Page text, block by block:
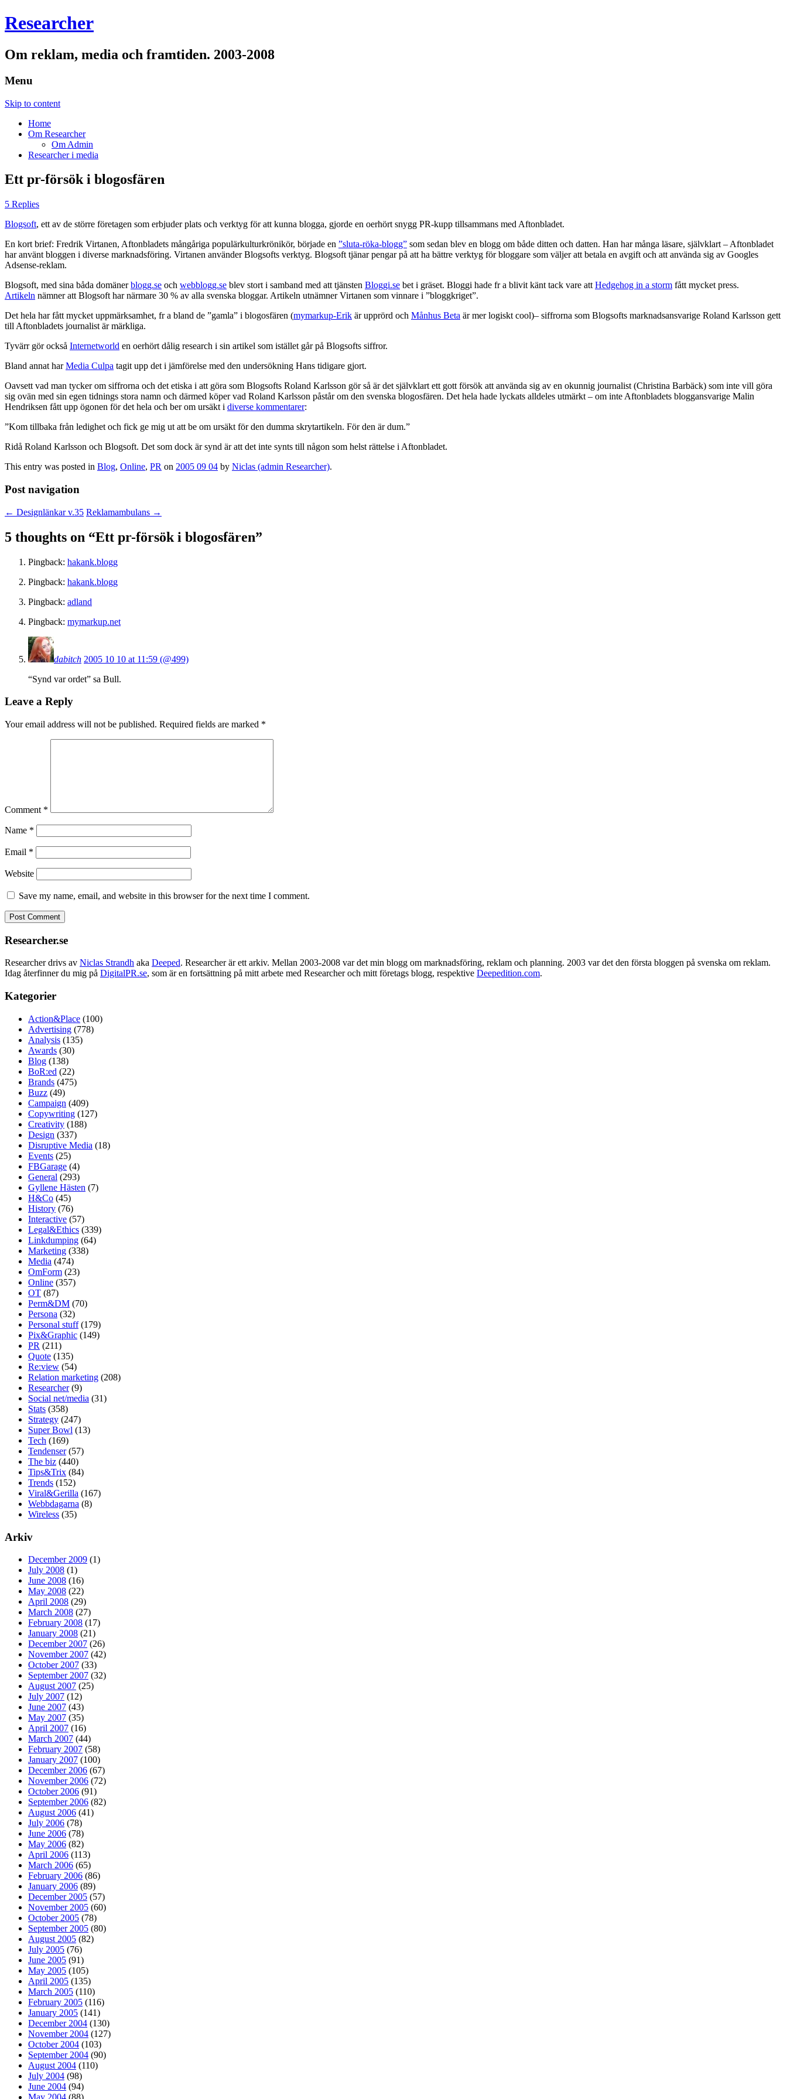
Researcher
Om reklam, media och framtiden. 2003-2008
Menu
Skip to content
Home
Om Researcher
Om Admin
Researcher i media
Ett pr-försök i blogosfären
5 Replies
Blogsoft, ett av de större företagen som erbjuder plats och verktyg för att kunna blogga, gjorde en oerhört snygg PR-kupp tillsammans med Aftonbladet.
En kort brief: Fredrik Virtanen, Aftonbladets mångåriga populärkulturkrönikör, började en ”sluta-röka-blogg” som sedan blev en blogg om både ditten och datten. Han har många läsare, självklart – Aftonbladet
har använt bloggen i diverse marknadsföring. Virtanen använder Blogsofts verktyg. Blogsoft tjänar pengar på att ha bättre verktyg för bloggare som väljer att betala en avgift och att använda sig av Googles
Adsense-reklam.
Blogsoft, med sina båda domänerblogg.se och webblogg.se blev stort i samband med att tjänsten Bloggi.se bet i gräset. Bloggi hade fr a blivit känt tack vare att Hedgehog in a storm fått mycket press.
Artikeln nämner att Blogsoft har närmare 30 % av alla svenska bloggar. Artikeln utnämner Virtanen som vinnare i ”bloggkriget”.
Det hela har fått mycket uppmärksamhet, fr a bland de ”gamla” i blogosfären (mymarkup-Erik är upprörd och Månhus Beta är mer logiskt cool)– siffrorna som Blogsofts marknadsansvarige Roland Karlsson gett
till Aftonbladets journalist är märkliga.
Tyvärr gör också Internetworld en oerhört dålig research i sin artikel som istället går på Blogsofts siffror.
Bland annat harMedia Culpa tagit upp det i jämförelse med den undersökning Hans tidigare gjort.
Oavsett vad man tycker om siffrorna och det etiska i att göra som Blogsofts Roland Karlsson gör så är det självklart ett gott försök att använda sig av en okunnig journalist (Christina Barbäck) som inte vill göra
sig ovän med sin egen tidnings stora namn och därmed köper vad Roland Karlsson påstår om den svenska blogosfären. Det hela hade lyckats alldeles utmärkt – om inte Aftonbladets bloggansvarige Malin
Hendriksen fått upp ögonen för det hela och ber om ursäkt i diverse kommentarer:
”Kom tillbaka från ledighet och fick ge mig ut att be om ursäkt för den dumma skrytartikeln. För den är dum.”
Ridå Roland Karlsson och Blogsoft. Det som dock är synd är att det inte synts till någon som helst rättelse i Aftonbladet.
This entry was posted in Blog, Online, PR on 2005 09 04 by Niclas (admin Researcher).
Post navigation
← Designlänkar v.35 Reklamambulans →
5 thoughts on “Ett pr-försök i blogosfären”
Pingback: hakank.blogg
Pingback: hakank.blogg
Pingback: adland
Pingback: mymarkup.net
dabitch 2005 10 10 at 11:59 (@499)
“Synd var ordet” sa Bull.
Leave a Reply
Your email address will not be published. Required fields are marked *
Comment *
Name *
Email *
Website
Save my name, email, and website in this browser for the next time I comment.
Researcher.se
Researcher drivs av Niclas Strandh aka Deeped. Researcher är ett arkiv. Mellan 2003-2008 var det min blogg om marknadsföring, reklam och planning. 2003 var det den första bloggen på svenska om reklam.
Idag återfinner du mig på DigitalPR.se, som är en fortsättning på mitt arbete med Researcher och mitt företags blogg, respektive Deepedition.com.
Kategorier
Action&Place (100)
Advertising (778)
Analysis (135)
Awards (30)
Blog (138)
BoR:ed (22)
Brands (475)
Buzz (49)
Campaign (409)
Copywriting (127)
Creativity (188)
Design (337)
Disruptive Media (18)
Events (25)
FBGarage (4)
General (293)
Gyllene Hästen (7)
H&Co (45)
History (76)
Interactive (57)
Legal&Ethics (339)
Linkdumping (64)
Marketing (338)
Media (474)
OmForm (23)
Online (357)
OT (87)
Perm&DM (70)
Persona (32)
Personal stuff(179)
Pix&Graphic (149)
PR (211)
Quote (135)
Re:view (54)
Relation marketing (208)
Researcher(9)
Social net/media (31)
Stats (358)
Strategy (247)
Super Bowl (13)
Tech (169)
Tendenser(57)
The biz (440)
Tips&Trix (84)
Trends (152)
Viral&Gerilla (167)
Webbdagarna (8)
Wireless (35)
Arkiv
December 2009 (1)
July 2008 (1)
June 2008 (16)
May 2008 (22)
April 2008 (29)
March 2008 (27)
February 2008 (17)
January 2008 (21)
December 2007 (26)
November 2007 (42)
October 2007 (33)
September 2007 (32)
August 2007 (25)
July 2007 (12)
June 2007 (43)
May 2007 (35)
April 2007 (16)
March 2007 (44)
February 2007 (58)
January 2007 (100)
December 2006 (67)
November 2006 (72)
October 2006 (91)
September 2006 (82)
August 2006 (41)
July 2006 (78)
June 2006 (78)
May 2006 (82)
April 2006 (113)
March 2006 (65)
February 2006 (86)
January 2006 (89)
December 2005 (57)
November 2005 (60)
October 2005 (78)
September 2005 (80)
August 2005 (82)
July 2005 (76)
June 2005 (91)
May 2005 (105)
April 2005 (135)
March 2005 (110)
February 2005 (116)
January 2005 (141)
December 2004 (130)
November 2004 (127)
October 2004 (103)
September 2004 (90)
August 2004 (110)
July 2004 (98)
June 2004 (94)